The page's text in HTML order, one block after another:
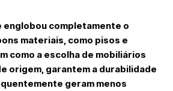
completamente o
materiais, como pisos e
como a escolha de mobiliários
origem, garantem a durabilidade
geram menos